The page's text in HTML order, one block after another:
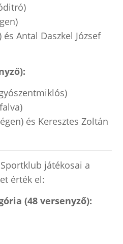
Antal Daszkel József
és Keresztes Zoltán
játékosai a
érték el:
(48 versenyző):